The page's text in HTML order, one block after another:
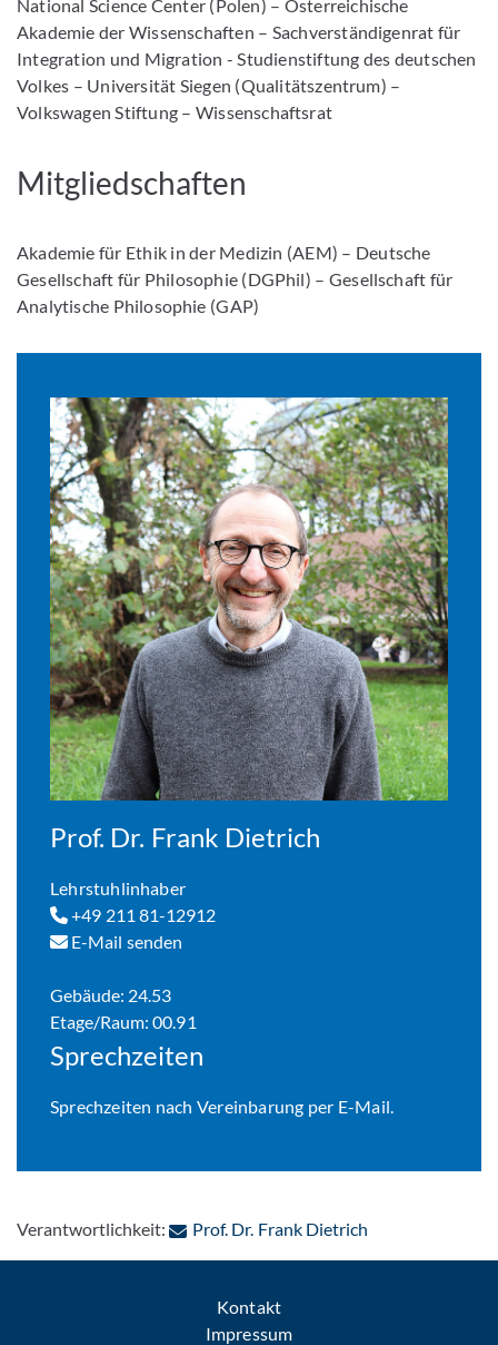
National Science Center (Polen) – Österreichische
Akademie der Wissenschaften – Sachverständigenrat für
Integration und Migration - Studienstiftung des deutschen
Volkes – Universität Siegen (Qualitätszentrum) –
Volkswagen Stiftung – Wissenschaftsrat
Mitgliedschaften
Akademie für Ethik in der Medizin (AEM) – Deutsche
Gesellschaft für Philosophie (DGPhil) – Gesellschaft für
Analytische Philosophie (GAP)
Prof. Dr. Frank Dietrich
Lehrstuhlinhaber
+49 211 81-12912
E-Mail senden
Gebäude: 24.53
Etage/Raum: 00.91
Sprechzeiten
Sprechzeiten nach Vereinbarung per E-Mail.
Verantwortlichkeit: Prof. Dr. Frank Dietrich: Per E-Mail
Kontakt
Impressum